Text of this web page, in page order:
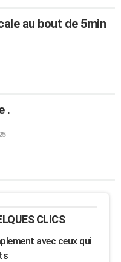
au bout de 5min
.
CLICS
avec ceux qui